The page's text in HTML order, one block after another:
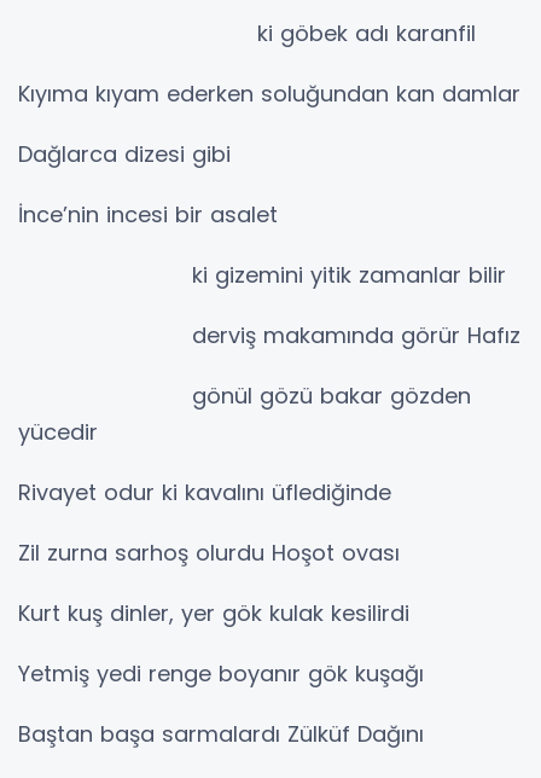
ki göbek adı karanfil
Kıyıma kıyam ederken soluğundan kan damlar
Dağlarca dizesi gibi
İnce’nin incesi bir asalet
ki gizemini yitik zamanlar bilir
derviş makamında görür Hafız
gönül gözü bakar gözden
yücedir
Rivayet odur ki kavalını üflediğinde
Zil zurna sarhoş olurdu Hoşot ovası
Kurt kuş dinler, yer gök kulak kesilirdi
Yetmiş yedi renge boyanır gök kuşağı
Baştan başa sarmalardı Zülküf Dağını